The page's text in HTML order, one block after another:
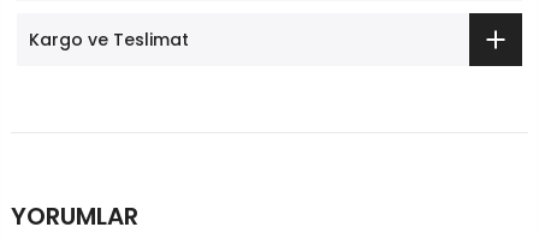
Kargo ve Teslimat
YORUMLAR